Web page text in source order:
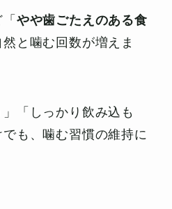
やや歯ごたえのある食
と噛む回数が増えま
「しっかり飲み込も
も、噛む習慣の維持に